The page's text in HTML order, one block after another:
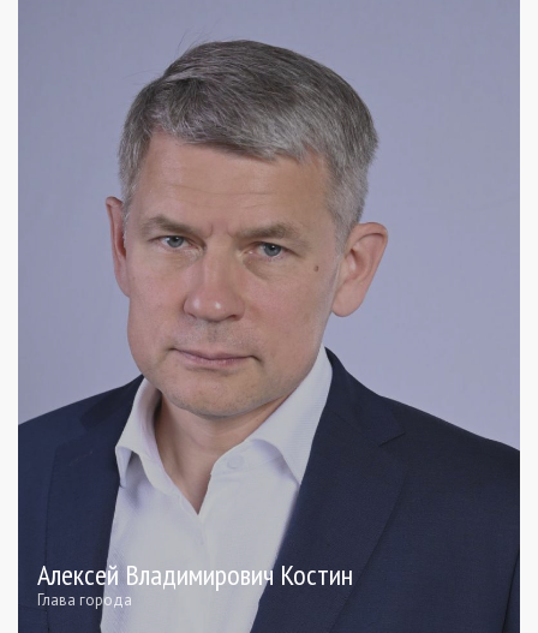
Алексей Владимирович Костин
Глава города